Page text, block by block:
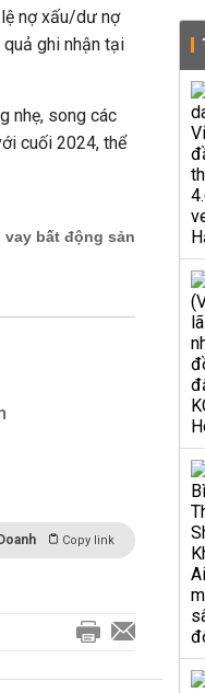
nợ xấu/dư nợ
ghi nhận tại
nhẹ, song các
cuối 2024, thể
Copy link